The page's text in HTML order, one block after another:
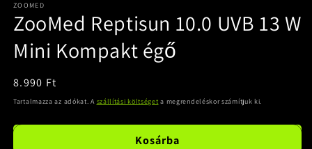
ZOOMED
ZooMed Reptisun 10.0 UVB 13 W
Mini Kompakt égő
Normál
ár
8.990 Ft
Tartalmazza az adókat. A szállítási költséget a megrendeléskor számítjuk ki.
Kosárba